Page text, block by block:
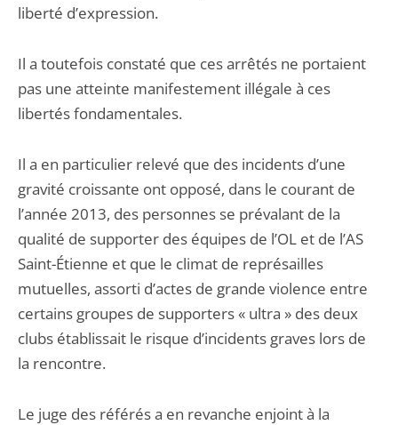
liberté d’expression.
Il a toutefois constaté que ces arrêtés ne portaient
pas une atteinte manifestement illégale à ces
libertés fondamentales.
Il a en particulier relevé que des incidents d’une
gravité croissante ont opposé, dans le courant de
l’année 2013, des personnes se prévalant de la
qualité de supporter des équipes de l’OL et de l’AS
Saint-Étienne et que le climat de représailles
mutuelles, assorti d’actes de grande violence entre
certains groupes de supporters « ultra » des deux
clubs établissait le risque d’incidents graves lors de
la rencontre.
Le juge des référés a en revanche enjoint à la